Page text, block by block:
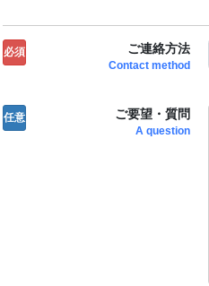
必須 ご連絡方法
Contact method
任意 ご要望・質問
A question